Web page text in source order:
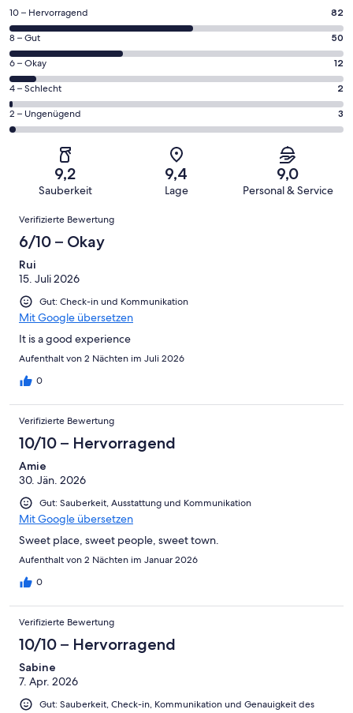
82
von
insgesamt
149
Gästebewertungen
haben
eine
Bewertung
Hervorragend
10 – Hervorragend 82
50
von
insgesamt
149
Gästebewertungen
haben
eine
Bewertung
Gut
8 – Gut 50
12
von
insgesamt
149
Gästebewertungen
Bewertung
Okay
6 – Okay 12
2
von
insgesamt
Gästebewertungen
von
Schlecht
4 – Schlecht 2
3
von
insgesamt
Gästebewertungen
haben
eine
von
Ungenügend
2 – Ungenügend 3
9,2
Sauberkeit
9,4
Lage
9,0
Personal & Service
Bewertungen
Verifizierte Bewertung
6/10 – Okay
Rui
15. Juli 2026
Gut: Check-in und Kommunikation
Mit Google übersetzen
It is a good experience
Aufenthalt von 2 Nächten im Juli 2026
0
Verifizierte Bewertung
10/10 – Hervorragend
Amie
30. Jän. 2026
Gut: Sauberkeit, Ausstattung und Kommunikation
Mit Google übersetzen
Sweet place, sweet people, sweet town.
Aufenthalt von 2 Nächten im Januar 2026
0
Verifizierte Bewertung
10/10 – Hervorragend
Sabine
7. Apr. 2026
Gut: Sauberkeit, Check-in, Kommunikation und Genauigkeit des